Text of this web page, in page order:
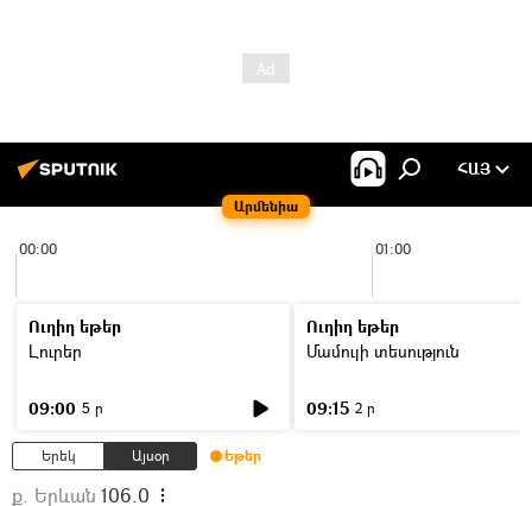
Արմենիա
ՀԱՅ
00:00 01:00
Ուղիղ եթեր
Լուրեր
09:00 5 ր
Ուղիղ եթեր
Մամուլի տեսություն
09:15 2 ր
Երեկ Այսօր Եթեր
ք. Երևան 106.0